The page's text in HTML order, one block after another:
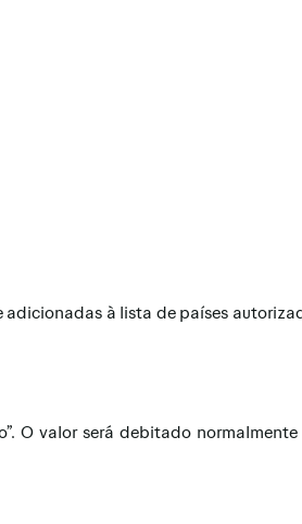
adicionadas à lista de países
O valor será debitado